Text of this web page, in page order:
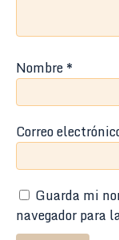
Nombre*
Correo
Guarda mi
navegador para